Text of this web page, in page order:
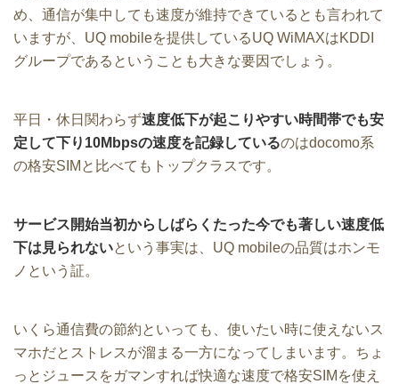
め、通信が集中しても速度が維持できているとも言われて
いますが、UQ mobileを提供しているUQ WiMAXはKDDI
グループであるということも大きな要因でしょう。
平日・休日関わらず速度低下が起こりやすい時間帯でも安
定して下り10Mbpsの速度を記録しているのはdocomo系
の格安SIMと比べてもトップクラスです。
サービス開始当初からしばらくたった今でも著しい速度低
下は見られないという事実は、UQ mobileの品質はホンモ
ノという証。
いくら通信費の節約といっても、使いたい時に使えないス
マホだとストレスが溜まる一方になってしまいます。ちょ
っとジュースをガマンすれば快適な速度で格安SIMを使え